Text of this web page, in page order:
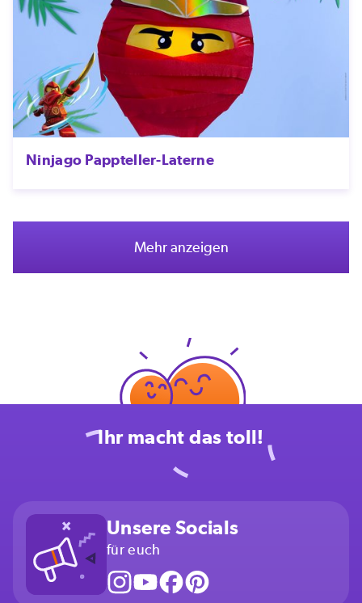
Ninjago Pappteller-Laterne
Mehr anzeigen
Ihr macht das toll!
Unsere Socials
für euch